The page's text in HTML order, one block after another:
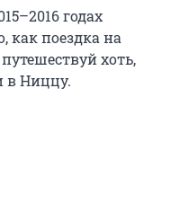
годах
как поездка на
хоть,
в Ниццу.